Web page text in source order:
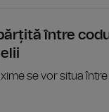
între
se vor situa între